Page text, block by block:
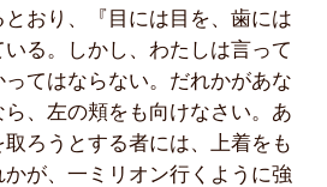
おり、『目には目を、歯には
る。しかし、わたしは言って
てはならない。だれかがあな
、左の頬をも向けなさい。あ
ろうとする者には、上着をも
が、一ミリオン行くように強